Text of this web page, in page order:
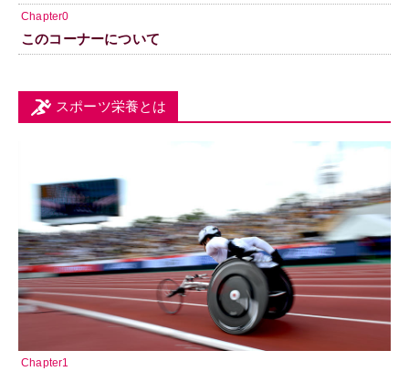
Chapter0
このコーナーについて
スポーツ栄養とは
Chapter1